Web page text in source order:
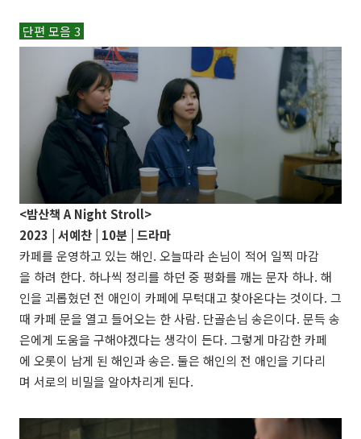
단편 모음 3
<밤산책 A Night Stroll>
2023 |
서예찬
| 10분 | 드라마
카페를 운영하고 있는 해인. 오늘따라 손님이 적어 일찍 마감
을 하려 한다. 하나씩 정리를 하던 중 평화를 깨는 문자 하나. 해
인을 괴롭혔던 전 애인이 카페에 무턱대고 찾아온다는 것이다. 그
때 카페 문을 열고 들어오는 한 사람. 단골손님 송은이다. 문득 송
은에게 도움을 구해야겠다는 생각이 든다. 그렇게 마감한 카페
에 오롯이 남게 된 해인과 송은. 둘은 해인의 전 애인을 기다리
며 서로의 비밀을 알아차리게 된다.